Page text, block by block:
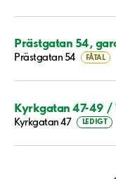
Prästgatan 54,
Prästgatan 54 FÅTAL
Kyrkgatan 47-49 /
Kyrkgatan 47 LEDIGT